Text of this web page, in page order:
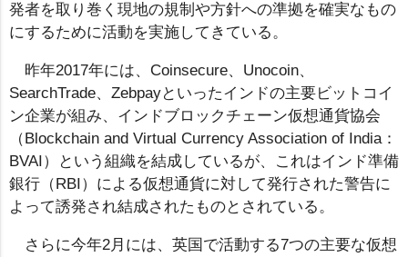
発者を取り巻く現地の規制や方針への準拠を確実なもの
にするために活動を実施してきている。
昨年2017年には、Coinsecure、Unocoin、
SearchTrade、Zebpayといったインドの主要ビットコイ
ン企業が組み、インドブロックチェーン仮想通貨協会
（Blockchain and Virtual Currency Association of India：
BVAI）という組織を結成しているが、これはインド準備
銀行（RBI）による仮想通貨に対して発行された警告に
よって誘発され結成されたものとされている。
さらに今年2月には、英国で活動する7つの主要な仮想